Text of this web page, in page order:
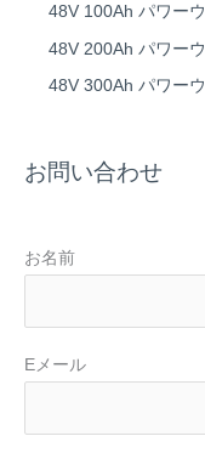
48V 100Ah パワー
48V 200Ah パワー
48V 300Ah パワー
お問い合わせ
お名前
Eメール